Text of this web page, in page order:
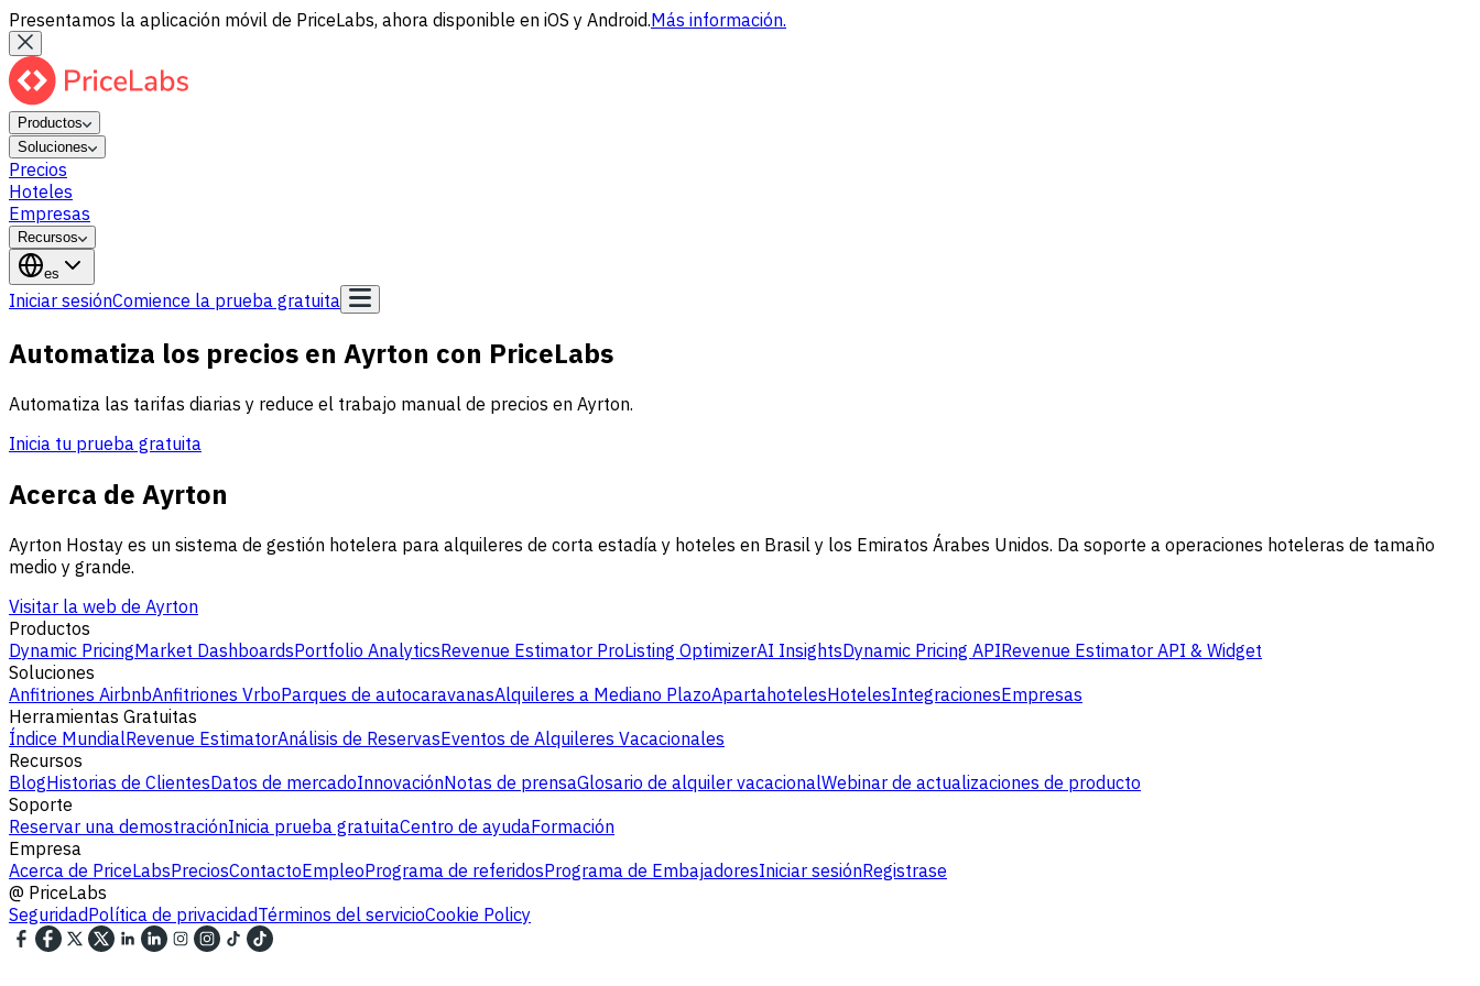
Presentamos la aplicación móvil de PriceLabs, ahora disponible en iOS y Android.Más información.
Productos
Soluciones
Precios
Hoteles
Empresas
Recursos
es
Iniciar sesiónComience la prueba gratuita
Automatiza los precios en Ayrton con PriceLabs
Automatiza las tarifas diarias y reduce el trabajo manual de precios en Ayrton.
Inicia tu prueba gratuita
Acerca de Ayrton
Ayrton Hostay es un sistema de gestión hotelera para alquileres de corta estadía y hoteles en Brasil y los Emiratos Árabes Unidos. Da soporte a operaciones hoteleras de tamaño
medio y grande.
Visitar la web de Ayrton
Productos
Dynamic PricingMarket DashboardsPortfolio AnalyticsRevenue Estimator ProListing OptimizerAI InsightsDynamic Pricing APIRevenue Estimator API & Widget
Soluciones
Anfitriones AirbnbAnfitriones VrboParques de autocaravanasAlquileres a Mediano PlazoApartahotelesHotelesIntegracionesEmpresas
Herramientas Gratuitas
Índice MundialRevenue EstimatorAnálisis de ReservasEventos de Alquileres Vacacionales
Recursos
BlogHistorias de ClientesDatos de mercadoInnovaciónNotas de prensaGlosario de alquiler vacacionalWebinar de actualizaciones de producto
Soporte
Reservar una demostraciónInicia prueba gratuitaCentro de ayudaFormación
Empresa
Acerca de PriceLabsPreciosContactoEmpleoPrograma de referidosPrograma de EmbajadoresIniciar sesiónRegistrase
@ PriceLabs
SeguridadPolítica de privacidadTérminos del servicioCookie Policy